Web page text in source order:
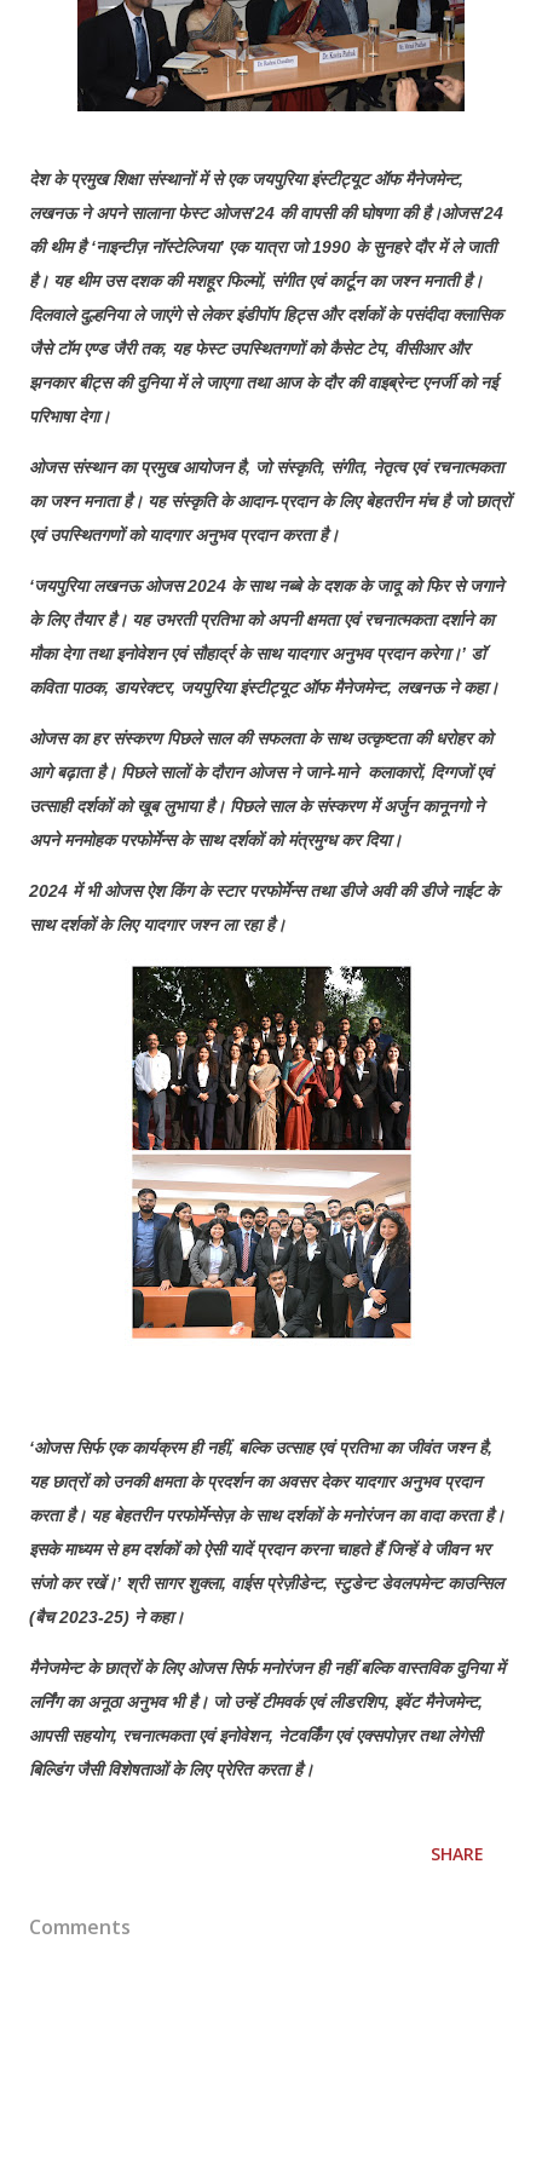
देश के प्रमुख शिक्षा संस्थानों में से एक जयपुरिया इंस्टीट्यूट ऑफ मैनेजमेन्ट,
लखनऊ ने अपने सालाना फेस्ट ओजस’24 की वापसी की घोषणा की है।ओजस’24
की थीम है ‘नाइन्टीज़ नॉस्टेल्जिया’ एक यात्रा जो 1990 के सुनहरे दौर में ले जाती
है। यह थीम उस दशक की मशहूर फिल्मों, संगीत एवं कार्टून का जश्न मनाती है।
दिलवाले दुल्हनिया ले जाएंगे से लेकर इंडीपॉप हिट्स और दर्शकों के पसंदीदा क्लासिक
जैसे टॉम एण्ड जैरी तक, यह फेस्ट उपस्थितगणों को कैसेट टेप, वीसीआर और
झनकार बीट्स की दुनिया में ले जाएगा तथा आज के दौर की वाइब्रेन्ट एनर्जी को नई
परिभाषा देगा।
ओजस संस्थान का प्रमुख आयोजन है, जो संस्कृति, संगीत, नेतृत्व एवं रचनात्मकता
का जश्न मनाता है। यह संस्कृति के आदान-प्रदान के लिए बेहतरीन मंच है जो छात्रों
एवं उपस्थितगणों को यादगार अनुभव प्रदान करता है।
‘जयपुरिया लखनऊ ओजस 2024 के साथ नब्बे के दशक के जादू को फिर से जगाने
के लिए तैयार है। यह उभरती प्रतिभा को अपनी क्षमता एवं रचनात्मकता दर्शाने का
मौका देगा तथा इनोवेशन एवं सौहार्द्र के साथ यादगार अनुभव प्रदान करेगा।’ डॉ
कविता पाठक, डायरेक्टर, जयपुरिया इंस्टीट्यूट ऑफ मैनेजमेन्ट, लखनऊ ने कहा।
ओजस का हर संस्करण पिछले साल की सफलता के साथ उत्कृष्टता की धरोहर को
आगे बढ़ाता है। पिछले सालों के दौरान ओजस ने जाने-माने कलाकारों, दिग्गजों एवं
उत्साही दर्शकों को खूब लुभाया है। पिछले साल के संस्करण में अर्जुन कानूनगो ने
अपने मनमोहक परफोर्मेन्स के साथ दर्शकों को मंत्रमुग्ध कर दिया।
2024 में भी ओजस ऐश किंग के स्टार परफोर्मेन्स तथा डीजे अवी की डीजे नाईट के
साथ दर्शकों के लिए यादगार जश्न ला रहा है।
‘ओजस सिर्फ एक कार्यक्रम ही नहीं, बल्कि उत्साह एवं प्रतिभा का जीवंत जश्न है,
यह छात्रों को उनकी क्षमता के प्रदर्शन का अवसर देकर यादगार अनुभव प्रदान
करता है। यह बेहतरीन परफोर्मेन्सेज़ के साथ दर्शकों के मनोरंजन का वादा करता है।
इसके माध्यम से हम दर्शकों को ऐसी यादें प्रदान करना चाहते हैं जिन्हें वे जीवन भर
संजो कर रखें।’ श्री सागर शुक्ला, वाईस प्रेज़ीडेन्ट, स्टुडेन्ट डेवलपमेन्ट काउन्सिल
(बैच 2023-25) ने कहा।
मैनेजमेन्ट के छात्रों के लिए ओजस सिर्फ मनोरंजन ही नहीं बल्कि वास्तविक दुनिया में
लर्निंग का अनूठा अनुभव भी है। जो उन्हें टीमवर्क एवं लीडरशिप, इवेंट मैनेजमेन्ट,
आपसी सहयोग, रचनात्मकता एवं इनोवेशन, नेटवर्किंग एवं एक्सपोज़र तथा लेगेसी
बिल्डिंग जैसी विशेषताओं के लिए प्रेरित करता है।
SHARE
Comments